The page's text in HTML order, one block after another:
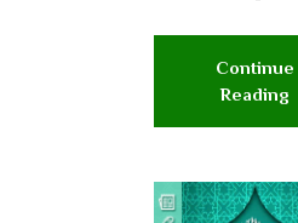
Continue
Reading